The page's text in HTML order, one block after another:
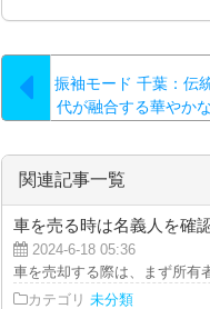
振袖モード 千葉：伝
代が融合する華やか
関連記事一覧
車を売る時は名義人を確
2024-6-18 05:36
車を売却する際は、まず所有
カテゴリ 未分類